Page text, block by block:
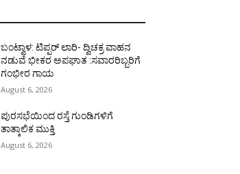
ಬಂಟ್ವಾಳ: ಟಿಪ್ಪರ್ ಲಾರಿ- ದ್ವಿಚಕ್ರ ವಾಹನ
ನಡುವೆ ಭೀಕರ ಅಪಘಾತ :ಸವಾರರಿಬ್ಬರಿಗೆ
ಗಂಭೀರ ಗಾಯ
August 6, 2026
ಪುರಸಭೆಯಿಂದ ರಸ್ತೆ ಗುಂಡಿಗಳಿಗೆ
ತಾತ್ಕಾಲಿಕ ಮುಕ್ತಿ
August 6, 2026